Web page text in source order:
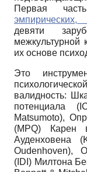
Первая
эмпирических,
девяти
межкультурной
их основе
Это
валидность:
потенциала
Matsumoto),
(MPQ)
Ауденховена
Oudenhoven),
(IDI) Милтона